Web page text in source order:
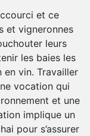
et ce
et vigneronnes
leurs
les baies les
vin. Travailler
vocation qui
et une
implique un
pour s’assurer